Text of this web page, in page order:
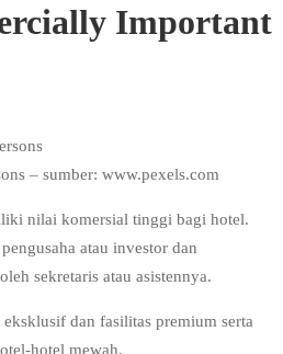
Important
– sumber: www.pexels.com
nilai komersial tinggi bagi hotel.
atau investor dan
sekretaris atau asistennya.
dan fasilitas premium serta
hotel mewah.